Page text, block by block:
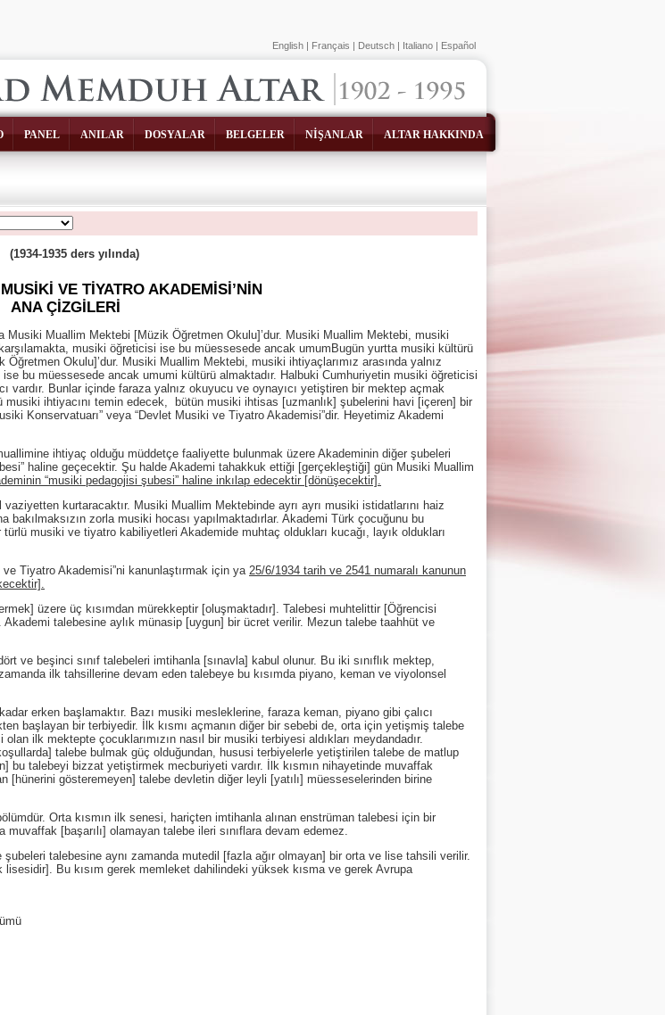
PANEL ANILAR DOSYALAR BELGELER NİŞANLAR ALTAR HAKKINDA
English | Français | Deutsch | Italiano | Español
(1934-1935 ders yılında)
VE TİYATRO AKADEMİSİ’NİN
ANA ÇİZGİLERİ
Muallim Mektebi [Müzik Öğretmen Okulu]’dur. Musiki Muallim Mektebi, musiki
musiki öğreticisi ise bu müessesede ancak umumBugün yurtta musiki kültürü
Okulu]’dur. Musiki Muallim Mektebi, musiki ihtiyaçlarımız arasında yalnız
bu müessesede ancak umumi kültürü almaktadır. Halbuki Cumhuriyetin musiki öğreticisi
vardır. Bunlar içinde faraza yalnız okuyucu ve oynayıcı yetiştiren bir mektep açmak
musiki ihtiyacını temin edecek, bütün musiki ihtisas [uzmanlık] şubelerini havi [içeren] bir
Konservatuarı” veya “Devlet Musiki ve Tiyatro Akademisi”dir. Heyetimiz Akademi
ihtiyaç olduğu müddetçe faaliyette bulunmak üzere Akademinin diğer şubeleri
haline geçecektir. Şu halde Akademi tahakkuk ettiği [gerçekleştiği] gün Musiki Muallim
“musiki pedagojisi şubesi” haline inkılap edecektir [dönüşecektir].
kurtaracaktır. Musiki Muallim Mektebinde ayrı ayrı musiki istidatlarını haiz
zorla musiki hocası yapılmaktadırlar. Akademi Türk çocuğunu bu
musiki ve tiyatro kabiliyetleri Akademide muhtaç oldukları kucağı, layık oldukları
Akademisi”ni kanunlaştırmak için ya 25/6/1934 tarih ve 2541 numaralı kanunun
üzere üç kısımdan mürekkeptir [oluşmaktadır]. Talebesi muhtelittir [Öğrencisi
Akademi talebesine aylık münasip [uygun] bir ücret verilir. Mezun talebe taahhüt ve
ve beşinci sınıf talebeleri imtihanla [sınavla] kabul olunur. Bu iki sınıflık mektep,
ilk tahsillerine devam eden talebeye bu kısımda piyano, keman ve viyolonsel
erken başlamaktır. Bazı musiki mesleklerine, faraza keman, piyano gibi çalıcı
başlayan bir terbiyedir. İlk kısmı açmanın diğer bir sebebi de, orta için yetişmiş talebe
ilk mektepte çocuklarımızın nasıl bir musiki terbiyesi aldıkları meydandadır.
talebe bulmak güç olduğundan, hususi terbiyelerle yetiştirilen talebe de matlup
bu talebeyi bizzat yetiştirmek mecburiyeti vardır. İlk kısmın nihayetinde muvaffak
[hünerini gösteremeyen] talebe devletin diğer leyli [yatılı] müesseselerinden birine
Orta kısmın ilk senesi, hariçten imtihanla alınan enstrüman talebesi için bir
muvaffak [başarılı] olamayan talebe ileri sınıflara devam edemez.
talebesine aynı zamanda mutedil [fazla ağır olmayan] bir orta ve lise tahsili verilir.
Bu kısım gerek memleket dahilindeki yüksek kısma ve gerek Avrupa